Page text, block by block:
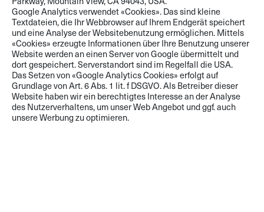
Google Analytics verwendet «Cookies». Das sind kleine
Textdateien, die Ihr Webbrowser auf Ihrem Endgerät speichert
und eine Analyse der Websitebenutzung ermöglichen. Mittels
«Cookies» erzeugte Informationen über Ihre Benutzung unserer
Website werden an einen Server von Google übermittelt und
dort gespeichert. Serverstandort sind im Regelfall die USA.
Das Setzen von «Google Analytics Cookies» erfolgt auf
Grundlage von Art. 6 Abs. 1 lit. f DSGVO. Als Betreiber dieser
Website haben wir ein berechtigtes Interesse an der Analyse
des Nutzerverhaltens, um unser Web Angebot und ggf. auch
unsere Werbung zu optimieren.